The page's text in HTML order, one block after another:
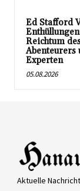
Ed Stafford
Reichtum
Abenteurers
Experten
05.08.2026
Aktuelle